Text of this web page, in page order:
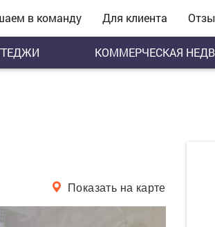
в команду Для клиента
КОММЕРЧЕСКАЯ
Показать на карте